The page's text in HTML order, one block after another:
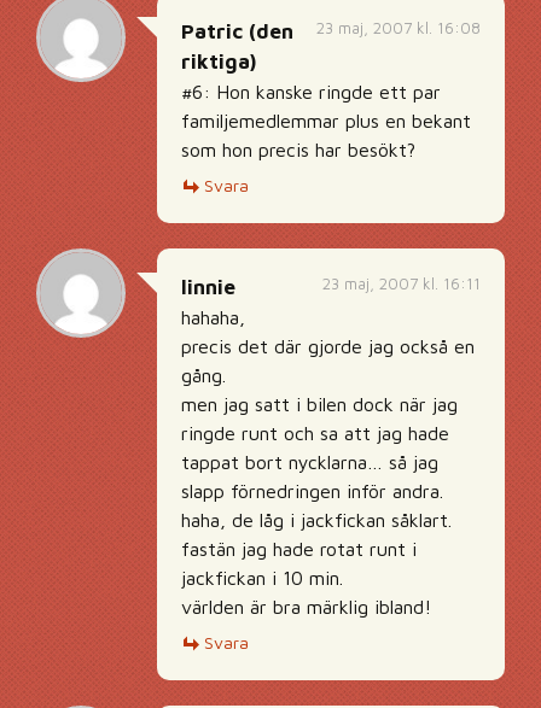
23 maj, 2007 kl. 16:08
Patric (den
riktiga)
#6: Hon kanske ringde ett par
familjemedlemmar plus en bekant
som hon precis har besökt?
Svara
23 maj, 2007 kl. 16:11
linnie
hahaha,
precis det där gjorde jag också en
gång.
men jag satt i bilen dock när jag
ringde runt och sa att jag hade
tappat bort nycklarna… så jag
slapp förnedringen inför andra.
haha, de låg i jackfickan såklart.
fastän jag hade rotat runt i
jackfickan i 10 min.
världen är bra märklig ibland!
Svara